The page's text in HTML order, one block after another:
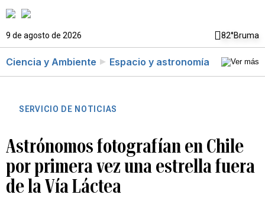
9 de agosto de 2026 82°Bruma
Ciencia y Ambiente Espacio y astronomía
SERVICIO DE NOTICIAS
Astrónomos fotografían en Chile
por primera vez una estrella fuera
de la Vía Láctea